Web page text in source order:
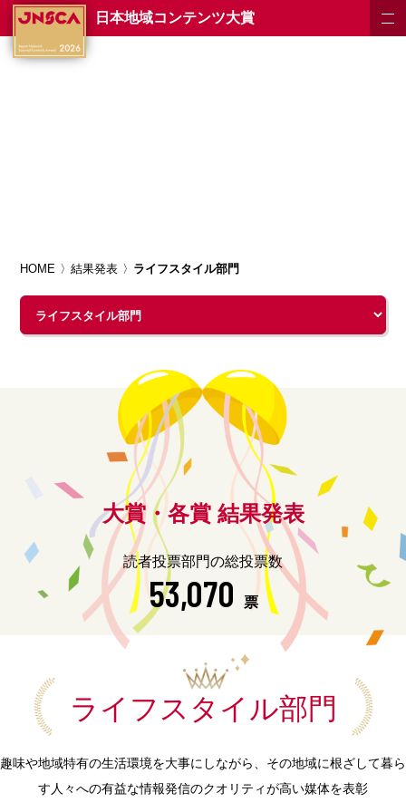
日本地域コンテンツ大賞
HOME 結果発表 ライフスタイル部門
大賞・各賞 結果発表
読者投票部門の総投票数
53,070 票
ライフスタイル部門
趣味や地域特有の生活環境を大事にしながら、その地域に根ざして暮ら
す人々への有益な情報発信のクオリティが高い媒体を表彰